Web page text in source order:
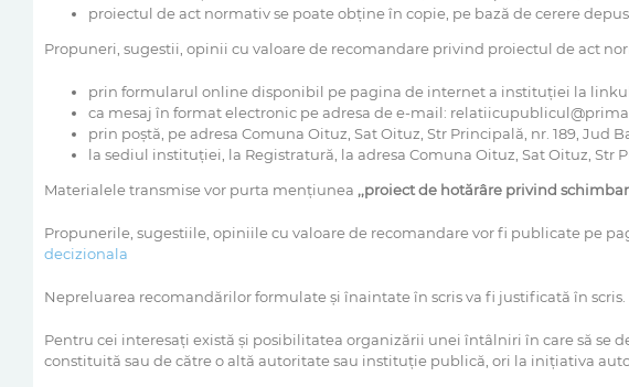
proiectul de act normativ se poate obţine în copie, pe bază de cerere
Propuneri, sugestii, opinii cu valoare de recomandare privind proiectul de act
prin formularul online disponibil pe pagina de internet a instituţiei la
ca mesaj în format electronic pe adresa de e-mail:
prin poştă, pe adresa Comuna Oituz, Sat Oituz, Str Principală, nr. 189, Jud
la sediul instituţiei, la Registratură, la adresa Comuna Oituz, Sat Oituz, Str
Materialele transmise vor purta menţiunea ,,proiect de hotărâre privind
Propunerile, sugestiile, opiniile cu valoare de recomandare vor fi publicate pe
decizionala
Nepreluarea recomandărilor formulate şi înaintate în scris va fi justificată în scris.
Pentru cei interesaţi există şi posibilitatea organizării unei întâlniri în care să se
constituită sau de către o altă autoritate sau instituţie publică, ori la inițiativa